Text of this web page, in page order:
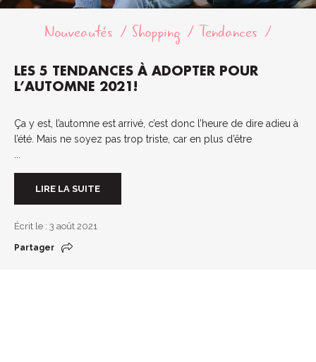
Nouveautés Shopping Tendances
LES 5 TENDANCES À ADOPTER POUR
L’AUTOMNE 2021!
Ça y est, l’automne est arrivé, c’est donc l’heure de dire adieu à
l’été. Mais ne soyez pas trop triste, car en plus d’être
LIRE LA SUITE
Écrit le : 3 août 2021
Partager